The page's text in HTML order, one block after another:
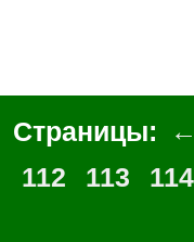
Страницы:
112
113 114